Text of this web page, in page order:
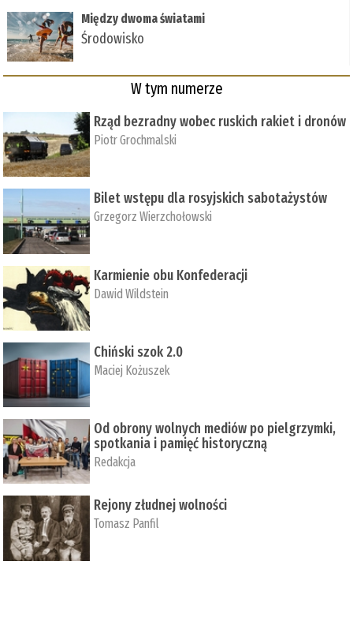
Między dwoma światami
Środowisko
W tym numerze
Rząd bezradny wobec ruskich rakiet i dronów
Piotr Grochmalski
Bilet wstępu dla rosyjskich sabotażystów
Grzegorz Wierzchołowski
Karmienie obu Konfederacji
Dawid Wildstein
Chiński szok 2.0
Maciej Kożuszek
Od obrony wolnych mediów po pielgrzymki,
spotkania i pamięć historyczną
Redakcja
Rejony złudnej wolności
Tomasz Panfil